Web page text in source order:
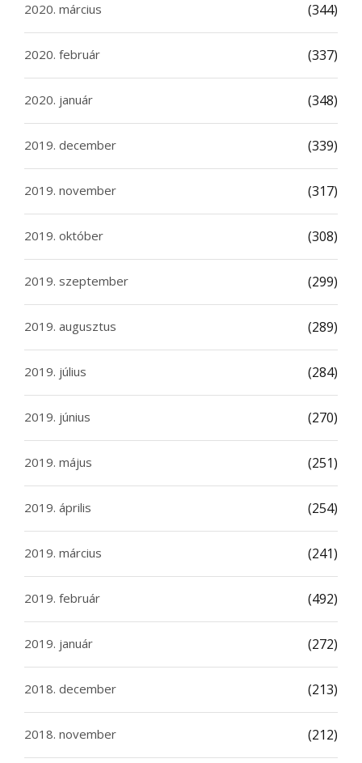
2020. március (344)
2020. február (337)
2020. január (348)
2019. december (339)
2019. november (317)
2019. október (308)
2019. szeptember (299)
2019. augusztus (289)
2019. július (284)
2019. június (270)
2019. május (251)
2019. április (254)
2019. március (241)
2019. február (492)
2019. január (272)
2018. december (213)
2018. november (212)